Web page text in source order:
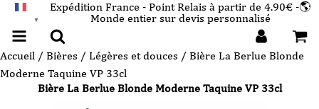
▼
Expédition France - Point Relais à partir de 4.90€ -🌎
Monde entier sur devis personnalisé
Accueil / Bières / Légères et douces / Bière La Berlue Blonde
Moderne Taquine VP 33cl
Bière La Berlue Blonde Moderne Taquine VP 33cl